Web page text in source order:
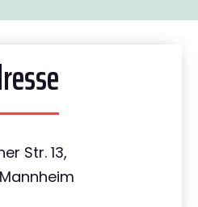
Str. 13,
Mannheim